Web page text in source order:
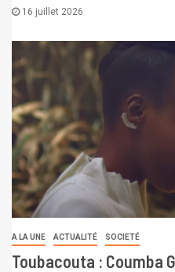
16 juillet 2026
A LA UNE ACTUALITÉ SOCIETÉ
Toubacouta : Coumba